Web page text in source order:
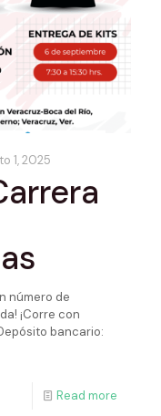
1, 2025
número de
¡Corre con
bancario:
Read more